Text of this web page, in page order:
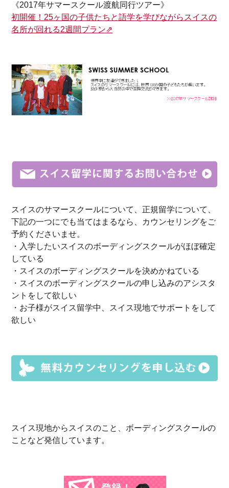
《2017年サマースクール渡航同行ツアー》
初開催！25ヶ国の子供たちと語学を学びながらスイスの
名所が回れる2週間プラン⇗
スイスのサマースクールについて、正規留学について、
下記の一つにでも当てはまるなら、カウンセリングをご
予約くださいませ。
・入学したいスイスのボーディングスクールがほぼ確定
している
・スイスのボーディングスクールを決めかねている
・スイスのボーディングスクールの申し込みのアシスタ
ントをして欲しい
・お子様がスイス留学中、スイス現地でサポートをして
欲しい
スイス現地からスイスのこと、ボーディングスクールの
ことなど発信しています。